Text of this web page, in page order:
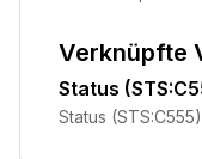
Verknüpfte
Status
Status